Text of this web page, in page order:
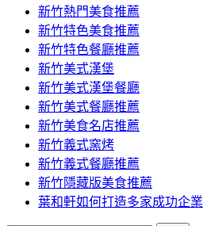
新竹熱門美食推薦
新竹特色美食推薦
新竹特色餐廳推薦
新竹美式漢堡
新竹美式漢堡餐廳
新竹美式餐廳推薦
新竹美食名店推薦
新竹義式窯烤
新竹義式餐廳推薦
新竹隱藏版美食推薦
葉和軒如何打造多家成功企業